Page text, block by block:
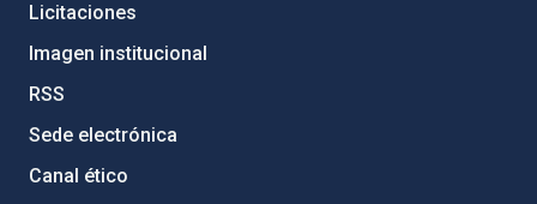
Licitaciones
Imagen institucional
RSS
Sede electrónica
Canal ético